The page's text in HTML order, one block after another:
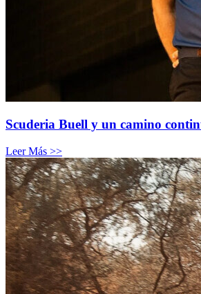
Scuderia Buell y un camino
Leer Más >>